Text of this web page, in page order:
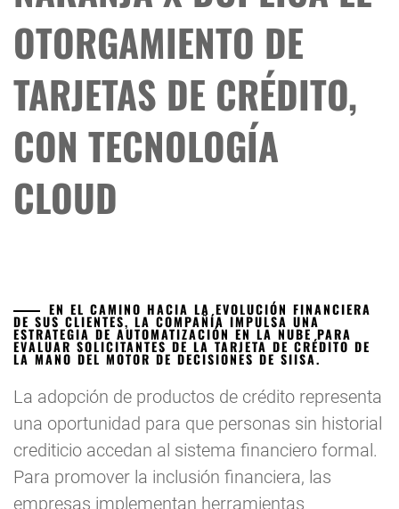
OTORGAMIENTO DE
TARJETAS DE CRÉDITO,
CON TECNOLOGÍA
CLOUD
EN EL CAMINO HACIA LA EVOLUCIÓN FINANCIERA
DE SUS CLIENTES, LA COMPAÑÍA IMPULSA UNA
ESTRATEGIA DE AUTOMATIZACIÓN EN LA NUBE PARA
EVALUAR SOLICITANTES DE LA TARJETA DE CRÉDITO DE
LA MANO DEL MOTOR DE DECISIONES DE SIISA.
La adopción de productos de crédito representa
una oportunidad para que personas sin historial
crediticio accedan al sistema financiero formal.
Para promover la inclusión financiera, las
empresas implementan herramientas